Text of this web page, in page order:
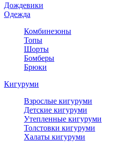
Дождевики
Одежда
Комбинезоны
Топы
Шорты
Бомберы
Брюки
Кигуруми
Взрослые кигуруми
Детские кигуруми
Утепленные кигуруми
Толстовки кигуруми
Халаты кигуруми